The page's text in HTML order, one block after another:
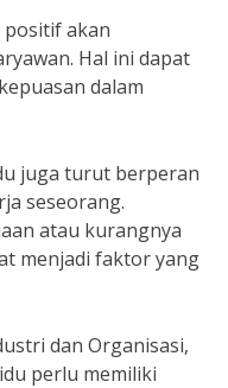
positif akan
Hal ini dapat
dalam
juga turut berperan
seseorang.
atau kurangnya
menjadi faktor yang
dan Organisasi,
perlu memiliki